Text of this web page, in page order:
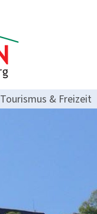
Tourismus & Freizeit